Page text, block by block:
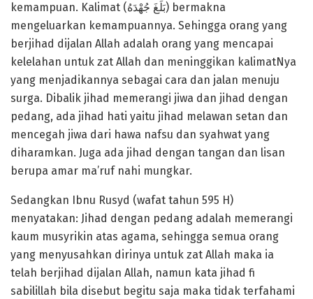
kemampuan. Kalimat (بَلَغَ جُهْدَهُ) bermakna
mengeluarkan kemampuannya. Sehingga orang yang
berjihad dijalan Allah adalah orang yang mencapai
kelelahan untuk zat Allah dan meninggikan kalimatNya
yang menjadikannya sebagai cara dan jalan menuju
surga. Dibalik jihad memerangi jiwa dan jihad dengan
pedang, ada jihad hati yaitu jihad melawan setan dan
mencegah jiwa dari hawa nafsu dan syahwat yang
diharamkan. Juga ada jihad dengan tangan dan lisan
berupa amar ma’ruf nahi mungkar.
Sedangkan Ibnu Rusyd (wafat tahun 595 H)
menyatakan: Jihad dengan pedang adalah memerangi
kaum musyrikin atas agama, sehingga semua orang
yang menyusahkan dirinya untuk zat Allah maka ia
telah berjihad dijalan Allah, namun kata jihad fi
sabilillah bila disebut begitu saja maka tidak terfahami